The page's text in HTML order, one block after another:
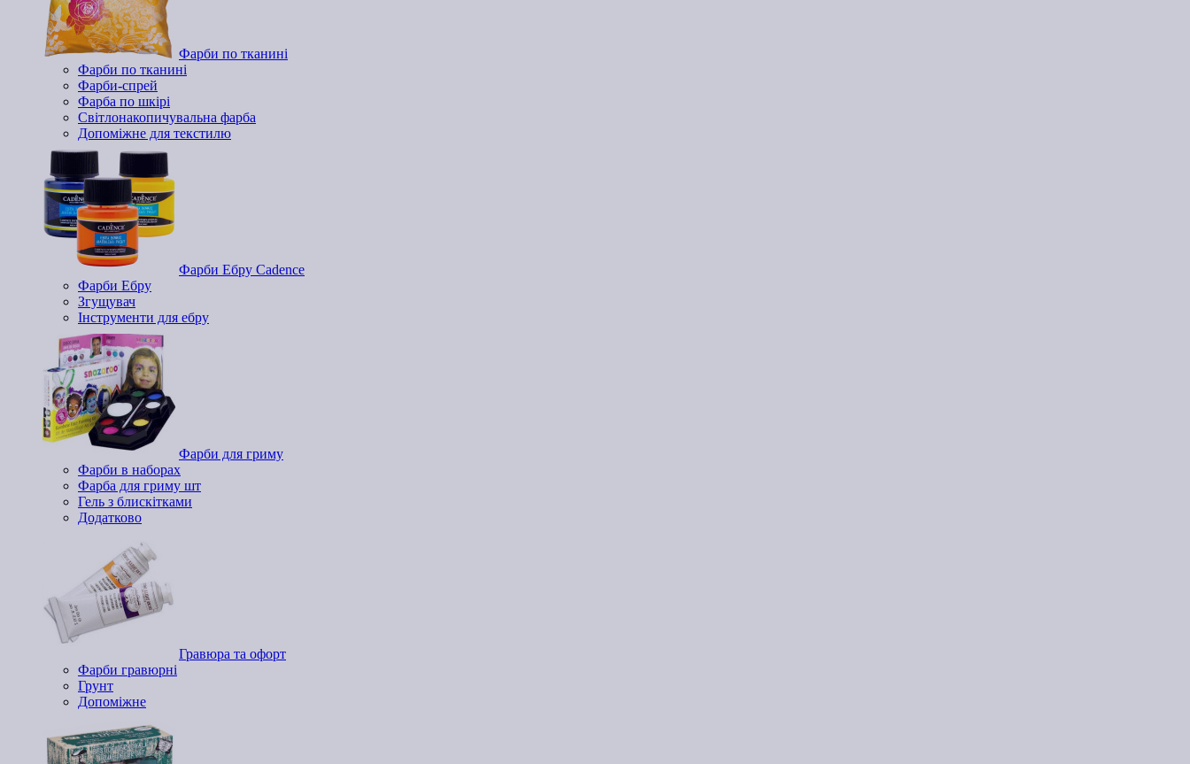
Фарби по тканині
Фарби по тканині
Фарби-спрей
Фарба по шкірі
Світлонакопичувальна фарба
Допоміжне для текстилю
Фарби Ебру Cadence
Фарби Ебру
Згущувач
Інструменти для ебру
Фарби для гриму
Фарби в наборах
Фарба для гриму шт
Гель з блискітками
Додатково
Гравюра та офорт
Фарби гравюрні
Грунт
Допоміжне